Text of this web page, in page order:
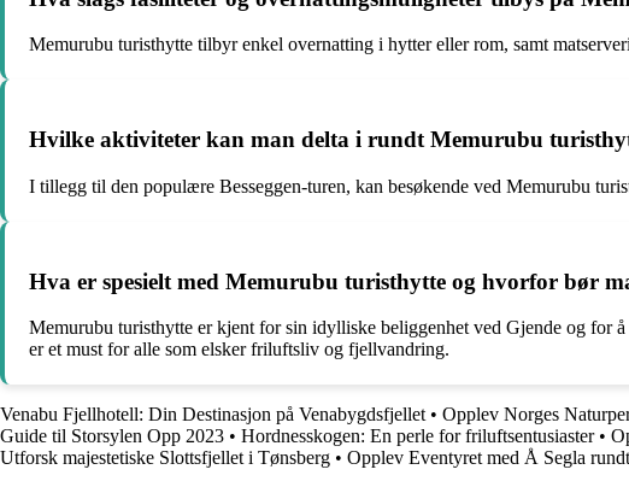
Memurubu turisthytte tilbyr enkel overnatting i hytter eller rom, samt
Hvilke aktiviteter kan man delta i rundt Memurubu
I tillegg til den populære Besseggen-turen, kan besøkende ved Memurubu
Hva er spesielt med Memurubu turisthytte og hvorfor bør
Memurubu turisthytte er kjent for sin idylliske beliggenhet ved Gjende og for
er et must for alle som elsker friluftsliv og fjellvandring.
Venabu Fjellhotell: Din Destinasjon på Venabygdsfjellet • Opplev Norges
Guide til Storsylen Opp 2023 • Hordnesskogen: En perle for friluftsentusiaster•
Utforsk majestetiske Slottsfjellet i Tønsberg • Opplev Eventyret med Å Segla